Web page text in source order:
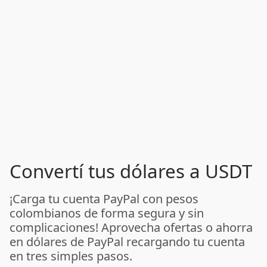
Convertí tus dólares a USDT
¡Carga tu cuenta PayPal con pesos
colombianos de forma segura y sin
complicaciones! Aprovecha ofertas o ahorra
en dólares de PayPal recargando tu cuenta
en tres simples pasos.